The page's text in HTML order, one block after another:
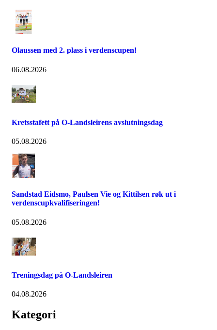
Olaussen med 2. plass i verdenscupen!
06.08.2026
Kretsstafett på O-Landsleirens avslutningsdag
05.08.2026
Sandstad Eidsmo, Paulsen Vie og Kittilsen røk ut i
verdenscupkvalifiseringen!
05.08.2026
Treningsdag på O-Landsleiren
04.08.2026
Kategori